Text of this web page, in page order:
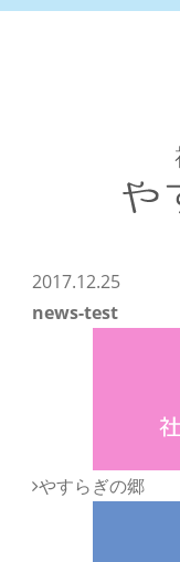
2017.12.25
news-test
やすらぎの郷